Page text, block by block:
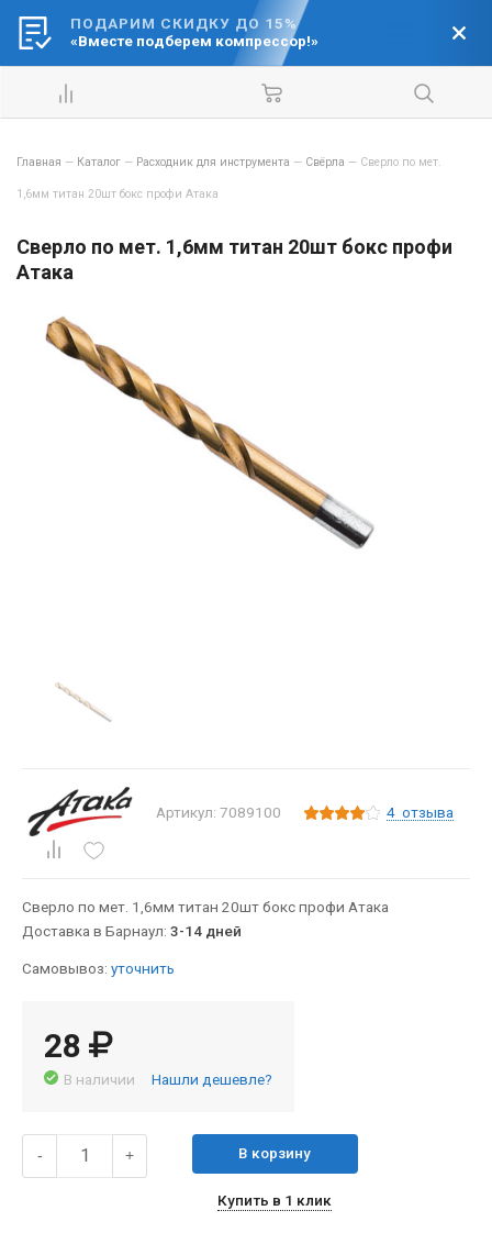
Ваш город:
Барнаул
Главная — Каталог — Расходник для инструмента — Свёрла — Сверло по мет.
1,6мм титан 20шт бокс профи Атака
Сверло по мет. 1,6мм титан 20шт бокс профи
Атака
Артикул: 7089100 4 отзыва
Сверло по мет. 1,6мм титан 20шт бокс профи Атака
Доставка в Барнаул: 3-14 дней
Самовывоз: уточнить
28
В наличии Нашли дешевле?
- + В корзину
Купить в 1 клик
ПОДАРИМ СКИДКУ ДО 15%
«Вместе подберем компрессор!»